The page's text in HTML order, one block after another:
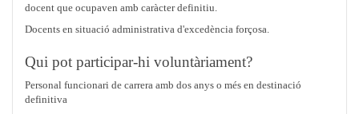
docent que ocupaven amb caràcter definitiu.
Docents en situació administrativa d'excedència forçosa.
Qui pot participar-hi voluntàriament?
Personal funcionari de carrera amb dos anys o més en destinació
definitiva